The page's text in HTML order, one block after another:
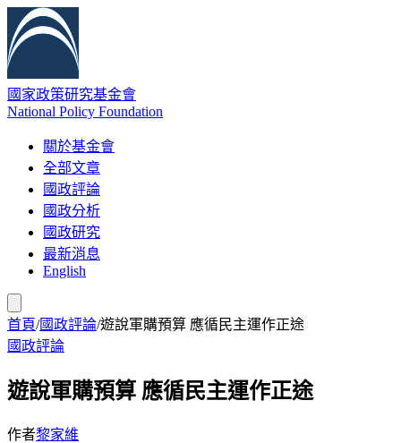
國家政策研究基金會
National Policy Foundation
關於基金會
全部文章
國政評論
國政分析
國政研究
最新消息
English
首頁/國政評論/遊說軍購預算 應循民主運作正途
國政評論
遊說軍購預算 應循民主運作正途
作者黎家維